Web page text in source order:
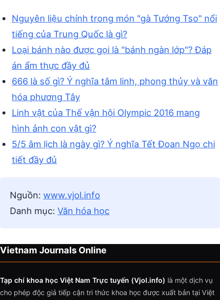
Nguyên liệu chính trong món "gà Tướng Tso" nổi
tiếng của Trung Quốc là gì?
Loại bánh nào được gọi là "bánh ngàn lớp"? Đáp
án ẩm thực đầy đủ
666 là số gì? Ý nghĩa tâm linh, phong thủy và văn
hóa phương Tây
Linh vật của Thế vận hội Olympic 2016 mang
hình ảnh con vật gì?
5/5 âm lịch là ngày gì? Ý nghĩa Tết Đoan Ngọ chi
tiết đầy đủ
Nguồn: www.vjol.info
Danh mục: Văn hóa học
Vietnam Journals Online
Tạp chí khoa học Việt Nam Trực tuyến (Vjol.info) là một dịch vụ
cho phép độc giả tiếp cận tri thức khoa học được xuất bản tại Việt